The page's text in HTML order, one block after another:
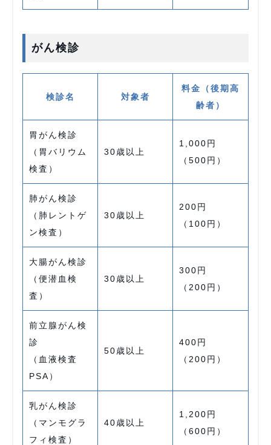
がん検診
検診名 対象者
料金（後期高
齢者）
胃がん検診
（胃バリウム
検査）
30歳以上
1,000円
（500円）
肺がん検診
（肺レントゲ
ン検査）
30歳以上
200円
（100円）
大腸がん検診
（便潜血検
査）
30歳以上
300円
（200円）
前立腺がん検
診
（血液検査
PSA）
50歳以上
400円
（200円）
乳がん検診
（マンモグラ
フィ検査）
40歳以上
1,200円
（600円）